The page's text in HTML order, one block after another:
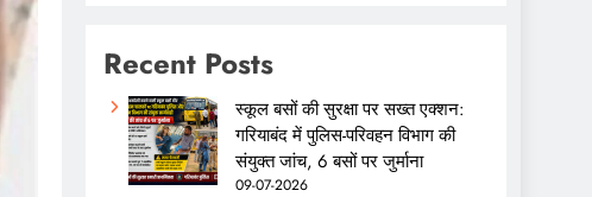
Recent Posts
स्कूल बसों की सुरक्षा पर सख्त एक्शन:
गरियाबंद में पुलिस-परिवहन विभाग की
संयुक्त जांच, 6 बसों पर जुर्माना
09-07-2026